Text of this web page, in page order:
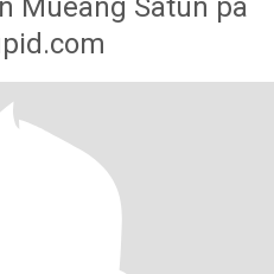
Mueang Satun på